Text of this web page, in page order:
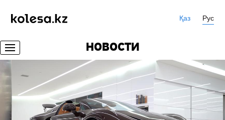
Қаз Рус
НОВОСТИ